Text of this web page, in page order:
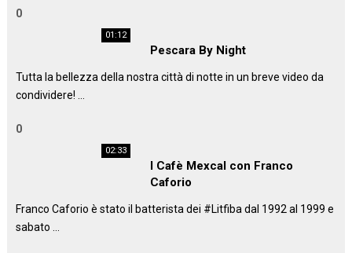
0
01:12
Pescara By Night
Tutta la bellezza della nostra città di notte in un breve video da
condividere! …
0
02:33
I Cafè Mexcal con Franco
Caforio
Franco Caforio è stato il batterista dei #Litfiba dal 1992 al 1999 e
sabato …